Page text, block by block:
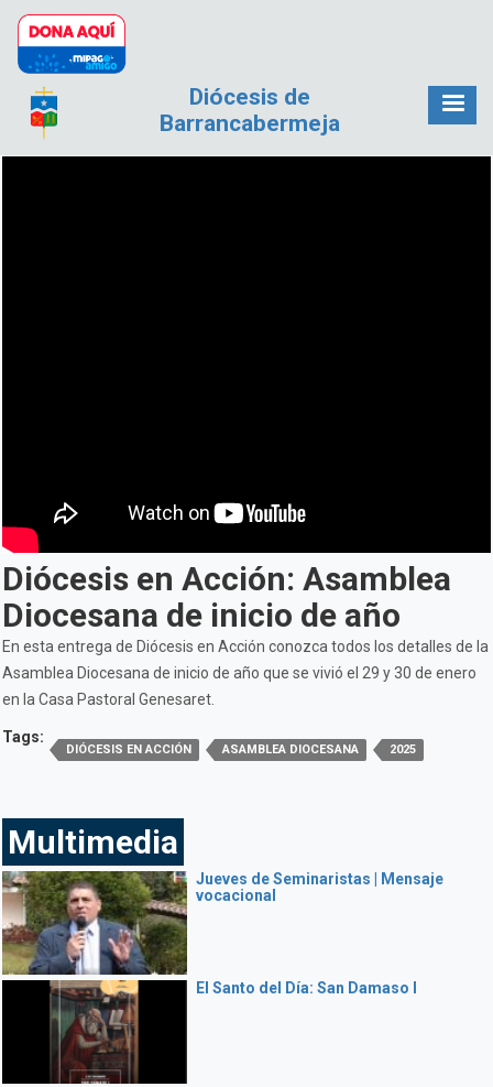
Pasar al contenido principal
Diócesis de
Barrancabermeja
Diócesis en Acción: Asamblea
Diocesana de inicio de año
En esta entrega de Diócesis en Acción conozca todos los detalles de la
Asamblea Diocesana de inicio de año que se vivió el 29 y 30 de enero
en la Casa Pastoral Genesaret.
Tags:
DIÓCESIS EN ACCIÓN ASAMBLEA DIOCESANA 2025
Multimedia
Jueves de Seminaristas | Mensaje
vocacional
El Santo del Día: San Damaso I